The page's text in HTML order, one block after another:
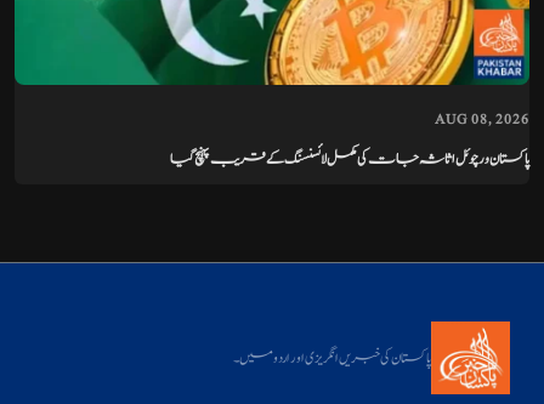
AUG 08, 2026
پاکستان ورچوئل اثاثہ جات کی مکمل لائسنسنگ کے قریب پہنچ گیا
پاکستان کی خبریں انگریزی اور اردو میں۔